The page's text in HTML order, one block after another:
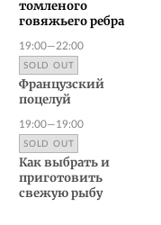
томленого
говяжьего ребра
19:00—22:00
SOLD OUT
Французский
поцелуй
19:00—19:00
SOLD OUT
Как выбрать и
приготовить
свежую рыбу